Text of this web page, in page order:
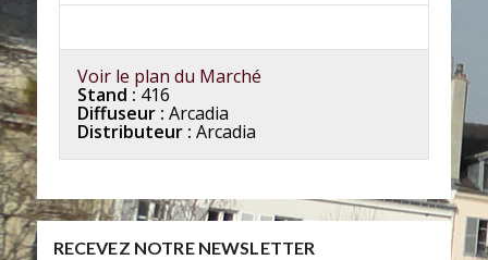
Voir le plan du Marché
Stand : 416
Diffuseur : Arcadia
Distributeur : Arcadia
RECEVEZ NOTRE NEWSLETTER